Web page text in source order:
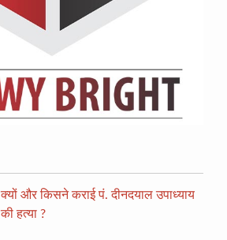
क्यों और किसने कराई पं. दीनदयाल उपाध्याय
की हत्या ?